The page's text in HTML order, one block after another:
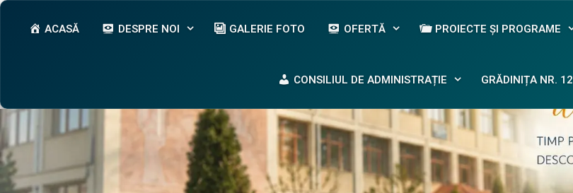
conținut
Sari
ACASĂ DESPRE NOI GALERIE FOTO OFERTĂ PROIECTE ȘI PROGRAME
CONSILIUL DE ADMINISTRAȚIE GRĂDINIȚA NR. 12